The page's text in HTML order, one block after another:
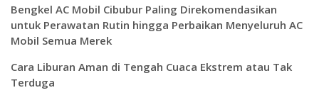
Bengkel AC Mobil Cibubur Paling Direkomendasikan
untuk Perawatan Rutin hingga Perbaikan Menyeluruh AC
Mobil Semua Merek
Cara Liburan Aman di Tengah Cuaca Ekstrem atau Tak
Terduga